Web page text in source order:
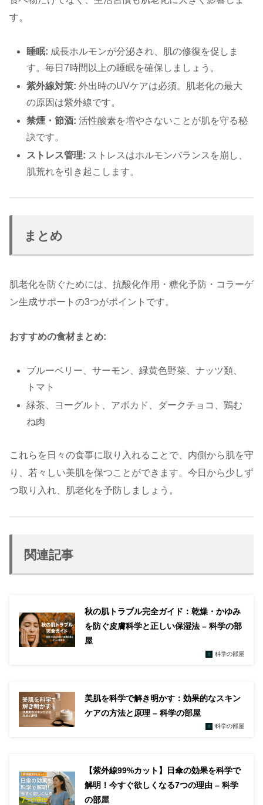
す。
睡眠: 成長ホルモンが分泌され、肌の修復を促しま
す。毎日7時間以上の睡眠を確保しましょう。
紫外線対策: 外出時のUVケアは必須。肌老化の最大
の原因は紫外線です。
禁煙・節酒: 活性酸素を増やさないことが肌を守る秘
訣です。
ストレス管理: ストレスはホルモンバランスを崩し、
肌荒れを引き起こします。
まとめ
肌老化を防ぐためには、抗酸化作用・糖化予防・コラーゲ
ン生成サポートの3つがポイントです。
おすすめの食材まとめ:
ブルーベリー、サーモン、緑黄色野菜、ナッツ類、
トマト
緑茶、ヨーグルト、アボカド、ダークチョコ、鶏む
ね肉
これらを日々の食事に取り入れることで、内側から肌を守
り、若々しい美肌を保つことができます。今日から少しず
つ取り入れ、肌老化を予防しましょう。
関連記事
秋の肌トラブル完全ガイド：乾燥・かゆみ
を防ぐ皮膚科学と正しい保湿法 – 科学の部
屋
科学の部屋
美肌を科学で解き明かす：効果的なスキン
ケアの方法と原理 – 科学の部屋
科学の部屋
【紫外線99%カット】日傘の効果を科学で
解明！今すぐ欲しくなる7つの理由 – 科学
の部屋